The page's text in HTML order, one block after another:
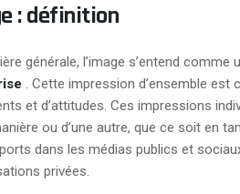
: définition
générale, l’image s’entend comme
. Cette impression d’ensemble est
et d’attitudes. Ces impressions
ou d’une autre, que ce soit en
dans les médias publics et
privées.